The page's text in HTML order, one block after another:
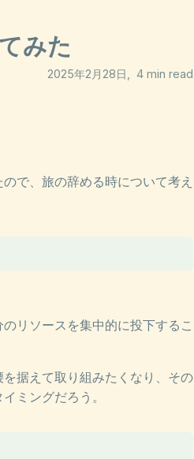
みた
2025年2月28日 4 min read
で、旅の辞める時について考え
リソースを集中的に投下するこ
据えて取り組みたくなり、その
ミングだろう。